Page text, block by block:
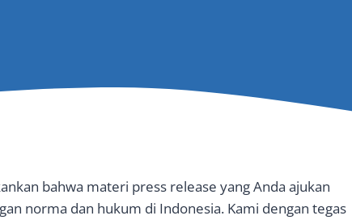
bahwa materi press release yang Anda ajukan
norma dan hukum di Indonesia. Kami dengan tegas